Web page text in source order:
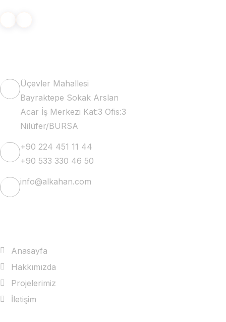
Üçevler Mahallesi
Bayraktepe Sokak Arslan
Acar İş Merkezi Kat:3 Ofis:3
Nilüfer/BURSA
+90 224 451 11 44
+90 533 330 46 50
info@alkahan.com
Anasayfa
Hakkımızda
Projelerimiz
İletişim